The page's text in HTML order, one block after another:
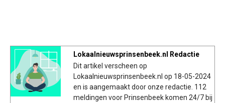
Lokaalnieuwsprinsenbeek.nl Redactie
Dit artikel verscheen op
Lokaalnieuwsprinsenbeek.nl op 18-05-2024
en is aangemaakt door onze redactie. 112
meldingen voor Prinsenbeek komen 24/7 bij